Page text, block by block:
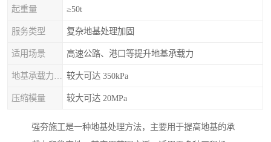
起重量 ≥50t
服务类型 复杂地基处理加固
适用场景 高速公路、港口等提升地基承载力
较大可达 350kPa
压缩模量 较大可达 20MPa
强夯施工是一种地基处理方法，主要用于提高地基的承